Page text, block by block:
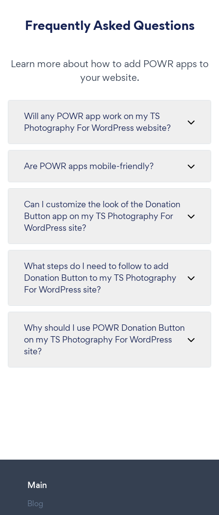
Frequently Asked Questions
Learn more about how to add POWR apps to
your website.
Will any POWR app work on my TS
Photography For WordPress website?
Are POWR apps mobile-friendly?
Can I customize the look of the Donation
Button app on my TS Photography For
WordPress site?
What steps do I need to follow to add
Donation Button to my TS Photography
For WordPress site?
Why should I use POWR Donation Button
on my TS Photography For WordPress
site?
Main
Blog